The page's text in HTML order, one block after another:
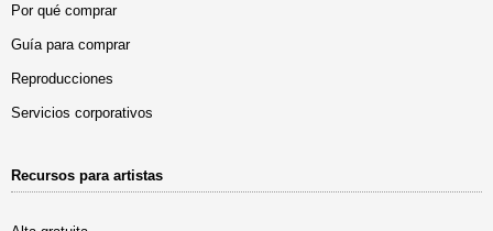
Por qué comprar
Guía para comprar
Reproducciones
Servicios corporativos
Recursos para artistas